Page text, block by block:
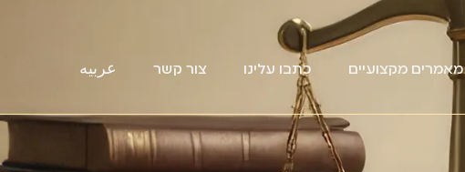
מאמרים מקצועיים כתבו עלינו צור קשר عربيه